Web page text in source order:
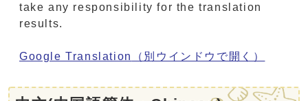
take any responsibility for the translation
results.
Google Translation （別ウインドウで開く）